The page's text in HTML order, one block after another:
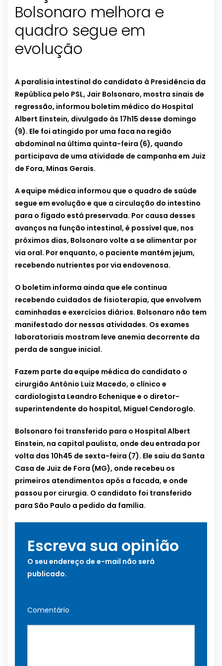
Bolsonaro melhora e
quadro segue em
evolução
A paralisia intestinal do candidato à Presidência da
República pelo PSL, Jair Bolsonaro, mostra sinais de
regressão, informou boletim médico do Hospital
Albert Einstein, divulgado às 17h15 desse domingo
(9). Ele foi atingido por uma faca na região
abdominal na última quinta-feira (6), quando
participava de uma atividade de campanha em Juiz
de Fora, Minas Gerais.
A equipe médica informou que o quadro de saúde
segue em evolução e que a circulação do intestino
para o fígado está preservada. Por causa desses
avanços na função intestinal, é possível que, nos
próximos dias, Bolsonaro volte a se alimentar por
via oral. Por enquanto, o paciente mantém jejum,
recebendo nutrientes por via endovenosa.
O boletim informa ainda que ele continua
recebendo cuidados de fisioterapia, que envolvem
caminhadas e exercícios diários. Bolsonaro não tem
manifestado dor nessas atividades. Os exames
laboratoriais mostram leve anemia decorrente da
perda de sangue inicial.
Fazem parte da equipe médica do candidato o
cirurgião Antônio Luiz Macedo, o clínico e
cardiologista Leandro Echenique e o diretor-
superintendente do hospital, Miguel Cendoroglo.
Bolsonaro foi transferido para o Hospital Albert
Einstein, na capital paulista, onde deu entrada por
volta das 10h45 de sexta-feira (7). Ele saiu da Santa
Casa de Juiz de Fora (MG), onde recebeu os
primeiros atendimentos após a facada, e onde
passou por cirurgia. O candidato foi transferido
para São Paulo a pedido da família.
Escreva sua opinião
O seu endereço de e-mail não será
publicado.
Comentário